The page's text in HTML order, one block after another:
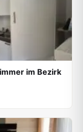
im Bezirk